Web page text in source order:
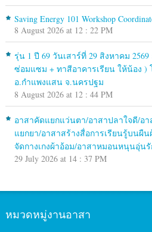
Saving Energy 101 Workshop
8 August 2026 at 12 : 22 PM
รุ่น 1 ปี 69 วันเสาร์ที่ 29 สิงหาคม
ซ่อมแซม + ทาสีอาคารเรียน ให้น้อง )
อ.กำแพงแสน จ.นครปฐม
8 August 2026 at 12 : 44 PM
อาสาคัดแยกแว่นตา/อาสาปลาใจดี/อ
แยกยา/อาสาสร้างสื่อการเรียนรู้บนผื
จัดกางเกงผ้าอ้อม/อาสาหมอนหนุนอุ่นรั
29 July 2026 at 14 : 37 PM
หมวดหมู่งานอาสา